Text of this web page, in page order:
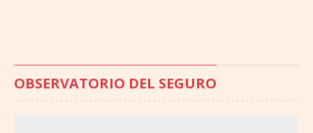
OBSERVATORIO DEL SEGURO